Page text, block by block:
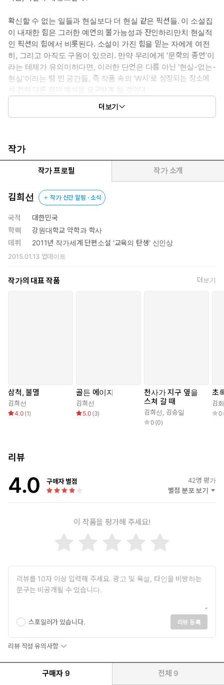
확신할 수 없는 일들과 현실보다 더 현실 같은 픽션들. 이 소설집
이 내재한 힘은 그러한 예언의 불가능성과 잔인하리만치 현실적
인 픽션의 힘에서 비롯된다. 소설이 가진 힘을 믿는 자에게 여전
히, 그리고 아직도 구원이 있으리. 만약 우리에게 ‘문학의 종언’이
라는 테제가 유의미하다면, 이러한 단언은 다름 아닌 ‘현실-없는-
현실’이라는 텅 빈 공간들, 즉 작품 속의 ‘W시’로 상징되는 장소에
서 전혀 다른 의미 해석을 요구받게 될 것이다.
표제작인 「라면의 황제」는 ‘불량식품’으로 낙인찍힌 라면이 사
녀’의 일상적 사건을 고고학적으로 재조명하려는 이 소설을 어떻
게 이해해야 할까? 요컨대 작품은 “그는 왜 라면만을 먹기 시작했
는가?”와 같은 평범한 물음으로 다가서는 듯 보이지만 실상 “그가
왜 라면만을 먹지 않을 수 없었는가?”라는 근본적 질문을 이면에
간직하고 있다. 더불어 「지상 최대의 쇼」와 「경이로운 도시」
에서 외계인은 지구를 ‘방문’한다. 지구인은 이 외계 생명체의 방
문에 꽤 관대한 편이지만, 어쨌든 중요한 것은 자신의 일거리와
먹을거리를 뺏기지 않으려는, 결국 이 사회체계 안에서 살아남으
려는 인정투쟁의 장이 오히려 확대된다는 사실이다.
나는 고개를 숙이고 라면을 마저 먹었다. 외계인들이 지금 당장 떼
나 나와는 전혀 상관없는 일이기도 했다. 9급 소방공무원 시험이 코
우리가 알던 외계인의 ‘위용’은 온데간데없고, 여기에는 온전히 ‘삶-
투쟁’으로서의 전 지구적 현실만이 반영되어 있다. 실상 미스터리한
건, 외계인의 정체성이나 그들과의 문명적 대화보가 아니라 철저한
하는 입이 먹는 입을 이길 수 있는가? 작가가 던지는 이 물음에 대
이 내재한 문제틀이다. 그리고 그 문제가 해결되지 않는다면, 결코
변하는 것은 없다. 그러므로 혹자가 이 소설집을 두고, “지금, 왜 라
면이 중요한가?”라고 묻는다면, “지금, 라면이 중요하지 않을 이유
라도 있는가?”라고 되받아쳐야 할 이유는 충분한 셈이다.
더보기
작가
작가 프로필 작가 소개
김희선 작가 신간 알림 · 소식
국적
대한민국
학력
강원대학교 약학과 학사
데뷔
2011년 작가세계 단편소설 '교육의 탄생' 신인상
2015.01.13업데이트
작가의 대표 작품 더보기
삼척, 불멸
김희선
4.0 (1)
골든 에이지
김희선
5.0 (3)
천사가 지구 옆을
스쳐 갈 때
김희선 김승일
0 (0)
초
김
0
리뷰
4.0 구매자 별점 42명 평가
별점 분포 보기
이 작품을 평가해 주세요!
스포일러가 있습니다. 리뷰 등록
리뷰 작성 유의사항
구매자 9 전체 9